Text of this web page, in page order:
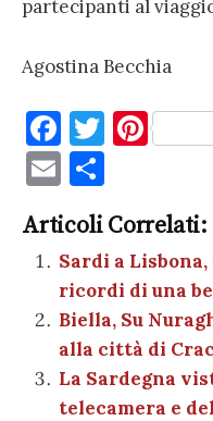
partecipanti al
Agostina Becchia
F
a
c
e
b
o
o
k
T
te
r
Pi
es
t
E
m
ai
l
n
di
vi
di
Articoli Correlati:
Sardi a
ricordi di una
Biella, Su
alla città di
La Sardegna
telecamera e